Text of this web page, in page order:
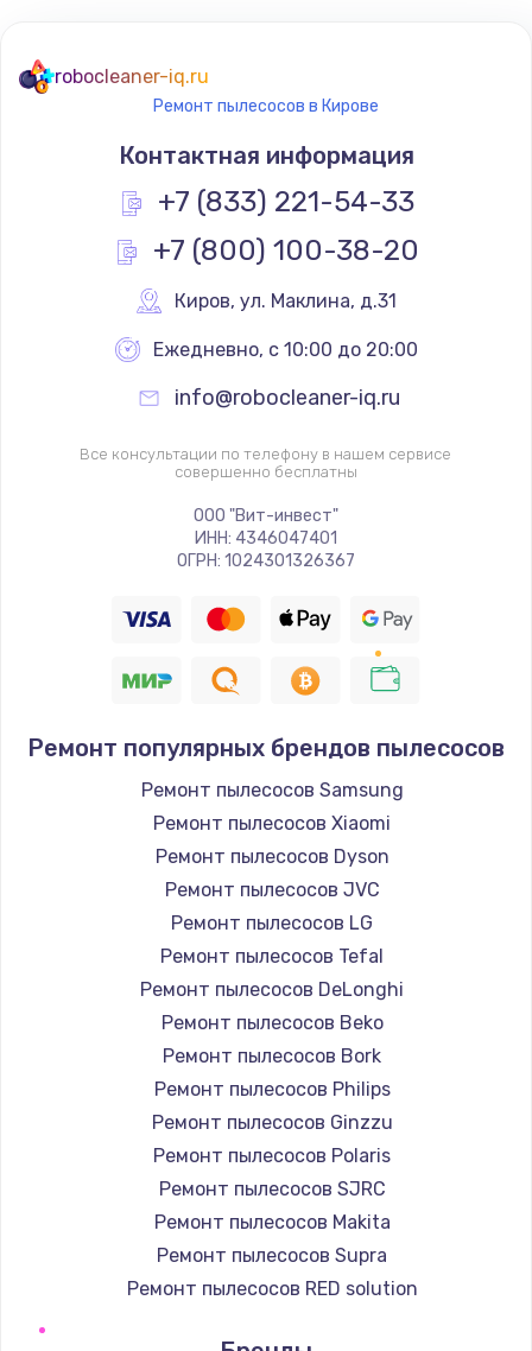
robocleaner-iq.ru
Ремонт пылесосов в Кирове
Контактная информация
+7 (833) 221-54-33
+7 (800) 100-38-20
Киров, ул. Маклина, д.31
Ежедневно, с 10:00 до 20:00
info@robocleaner-iq.ru
Все консультации по телефону в нашем сервисе
совершенно бесплатны
ООО "Вит-инвест"
ИНН: 4346047401
ОГРН: 1024301326367
Ремонт популярных брендов пылесосов
Ремонт пылесосов Samsung
Ремонт пылесосов Xiaomi
Ремонт пылесосов Dyson
Ремонт пылесосов JVC
Ремонт пылесосов LG
Ремонт пылесосов Tefal
Ремонт пылесосов DeLonghi
Ремонт пылесосов Beko
Ремонт пылесосов Bork
Ремонт пылесосов Philips
Ремонт пылесосов Ginzzu
Ремонт пылесосов Polaris
Ремонт пылесосов SJRC
Ремонт пылесосов Makita
Ремонт пылесосов Supra
Ремонт пылесосов RED solution